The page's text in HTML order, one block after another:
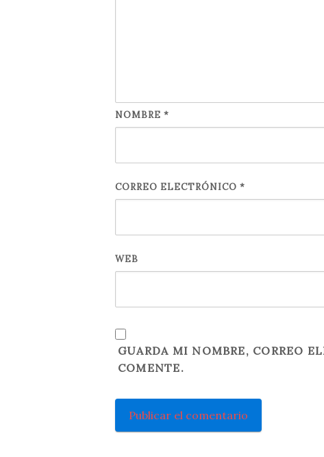
NOMBRE *
CORREO ELECTRÓNICO *
WEB
GUARDA MI NOMBRE, CORREO
COMENTE.